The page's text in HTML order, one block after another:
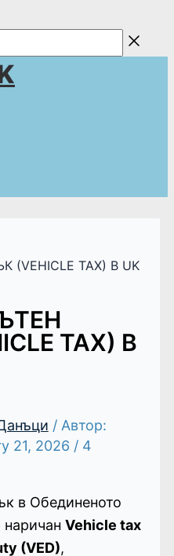
TAX) В UK
TAX) В
/ Автор:
21, 2026 / 4
в Обединеното
Vehicle tax
(VED),